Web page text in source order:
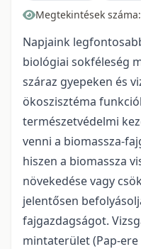
Megtekintések száma:
Napjaink
biológiai sokféleség
száraz gyepeken és
ökoszisztéma
természetvédelmi
venni a biomassza-
hiszen a biomassza
növekedése vagy
jelentősen
fajgazdagságot.
mintaterület (Pap-ere